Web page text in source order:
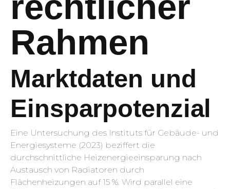
Rahmen
Marktdaten und
Einsparpotenzial
Eine Untersuchung des Instituts für Gebäude- und
Energiesysteme (2023) beziffert die
durchschnittliche Heizenergieeinsparung nach
Austausch von Radiatoren durch
Flächenheizungen auf 15 %. Wird parallel eine